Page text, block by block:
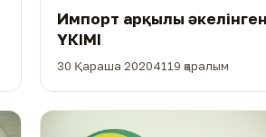
Импорт арқылы
ҮКІМІ
30 Қараша 20204119 қаралым